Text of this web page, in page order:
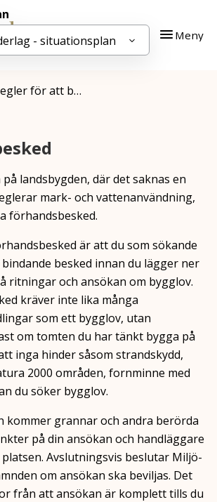
Meny
för att b…
landsbygden, där det saknas en
mark- och vattenanvändning,
förhandsbesked.
är att du som sökande
besked innan du lägger ner
ritningar och ansökan om bygglov.
kräver inte lika många
som ett bygglov, utan
om tomten du har tänkt bygga på
inga hinder såsom strandskydd,
2000 områden, fornminne med
du söker bygglov.
kommer grannar och andra berörda
på din ansökan och handläggare
Avslutningsvis beslutar Miljö-
om ansökan ska beviljas. Det
från att ansökan är komplett tills du
- situationsplan